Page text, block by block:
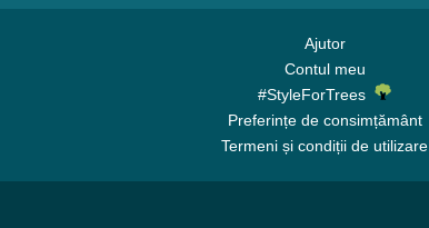
Ajutor
Contul meu
#StyleForTrees
Preferințe de consimțământ
Termeni și condiții de utilizare